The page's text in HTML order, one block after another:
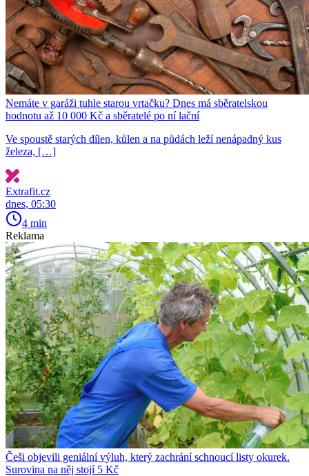
Nemáte v garáži tuhle starou vrtačku? Dnes má sběratelskou
hodnotu až 10 000 Kč a sběratelé po ní lační
Ve spoustě starých dílen, kůlen a na půdách leží nenápadný kus
železa, […]
Extrafit.cz
dnes, 05:30
4 min
Reklama
Češi objevili geniální výluh, který zachrání schnoucí listy okurek.
Surovina na něj stojí 5 Kč